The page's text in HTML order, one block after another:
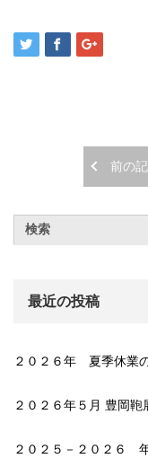
前の
最近の投稿
２０２６年 夏季休業
２０２６年５月 豊岡
２０２５－２０２６